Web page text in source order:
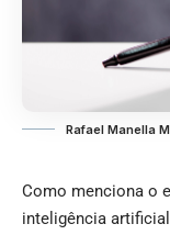
Rafael Manella
Como menciona o
inteligência